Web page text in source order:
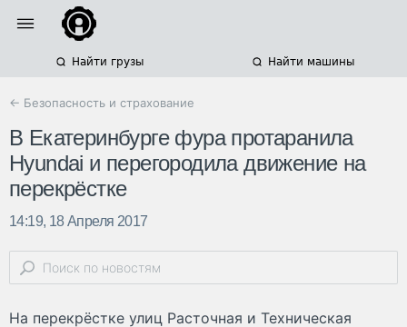
Найти грузы Найти машины
← Безопасность и страхование
В Екатеринбурге фура протаранила
Hyundai и перегородила движение на
перекрёстке
14:19, 18 Апреля 2017
На перекрёстке улиц Расточная и Техническая